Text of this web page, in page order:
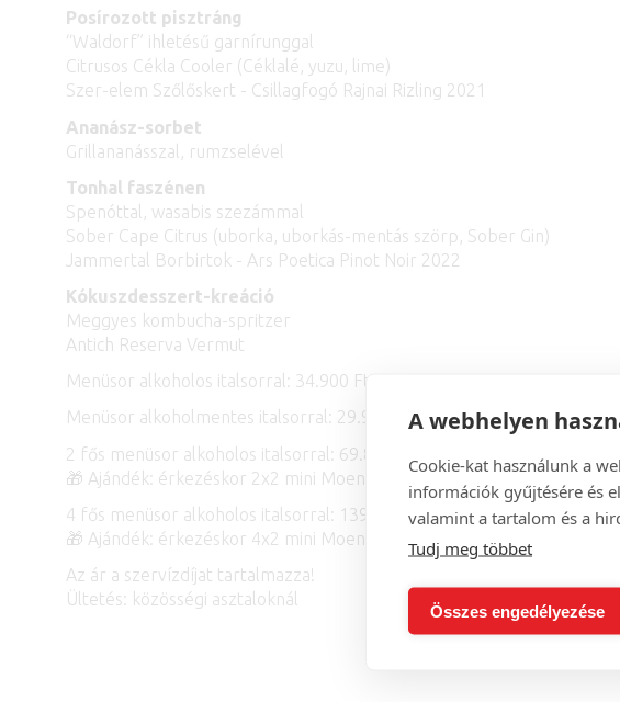
A webhelyen
Cookie-kat használunk a
információk gyűjtésére és
valamint a tartalom és a
Tudj meg többet
Összes engedélyezése
Posírozott pisztráng
“Waldorf” ihletésű garnírunggal
Citrusos Cékla Cooler (Céklalé, yuzu, lime)
Szer-elem Szőlőskert - Csillagfogó Rajnai Rizling 2021
Ananász-sorbet
Grillananásszal, rumzselével
Tonhal faszénen
Spenóttal, wasabis szezámmal
Sober Cape Citrus (uborka, uborkás-mentás szörp, Sober Gin)
Jammertal Borbirtok - Ars Poetica Pinot Noir 2022
Kókuszdesszert-kreáció
Meggyes kombucha-spritzer
Antich Reserva Vermut
Menüsor alkoholos italsorral: 34.900 Ft
Menüsor alkoholmentes italsorral: 29.900 Ft
2 fős menüsor alkoholos italsorral: 69.800 Ft
🎁 Ajándék: érkezéskor 2x2 mini Moena koktélkóstoló
4 fős menüsor alkoholos italsorral: 139.600 Ft
🎁 Ajándék: érkezéskor 4x2 mini Moena koktélkóstoló
Az ár a szervízdíjat tartalmazza!
Ültetés: közösségi asztaloknál